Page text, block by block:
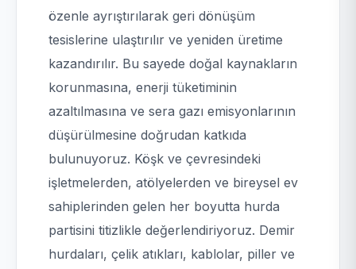
özenle ayrıştırılarak geri dönüşüm
tesislerine ulaştırılır ve yeniden üretime
kazandırılır. Bu sayede doğal kaynakların
korunmasına, enerji tüketiminin
azaltılmasına ve sera gazı emisyonlarının
düşürülmesine doğrudan katkıda
bulunuyoruz. Köşk ve çevresindeki
işletmelerden, atölyelerden ve bireysel ev
sahiplerinden gelen her boyutta hurda
partisini titizlikle değerlendiriyoruz. Demir
hurdaları, çelik atıkları, kablolar, piller ve